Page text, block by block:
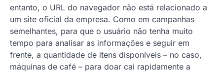
entanto, o URL do navegador não está relacionado a
um site oficial da empresa. Como em campanhas
semelhantes, para que o usuário não tenha muito
tempo para analisar as informações e seguir em
frente, a quantidade de itens disponíveis – no caso,
máquinas de café – para doar cai rapidamente a